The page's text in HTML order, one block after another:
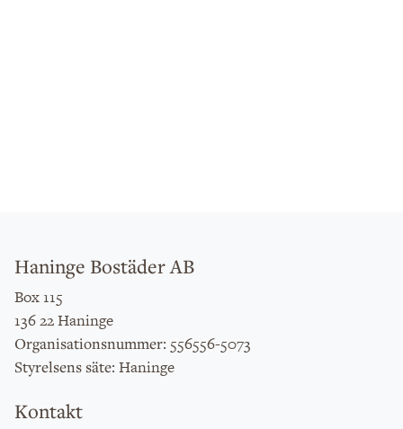
Haninge Bostäder AB
Box 115
136 22 Haninge
Organisationsnummer: 556556-5073
Styrelsens säte: Haninge
Kontakt